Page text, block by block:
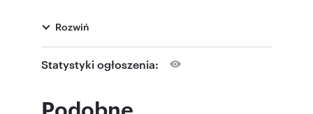
kalenicy, dachy symetryczne, dwuspadowe o
kącie nachylenia 40-45 stopni, minimalna
powierzchnia biologicznie czynna 60%,
✔ prąd, woda i gaz przy granicy działki,
✔ spokojne osiedle domów jednorodzinnych.
Rozwiń
Statystyki ogłoszenia:
Podobne